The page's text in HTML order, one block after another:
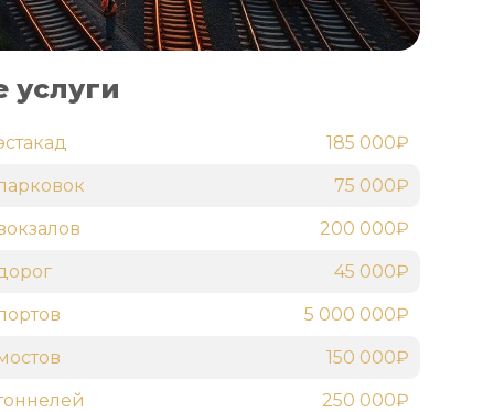
услуги
185 000₽
75 000₽
200 000₽
45 000₽
5 000 000₽
150 000₽
250 000₽